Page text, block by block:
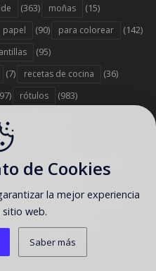
(363) moñas (15)
papel (90) para colorear (142)
(95)
(7) recetas de cocina (36)
rótulos (983)
stickers (263) tarjetas
postres
(707) zapatos (35)
de Cookies
la mejor experiencia
web.
Saber más